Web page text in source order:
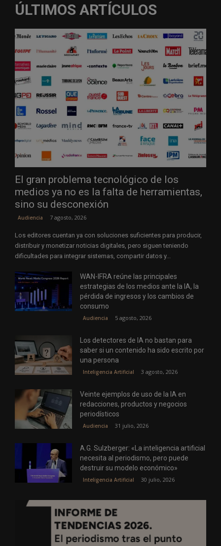
ÚLTIMOS ARTÍCULOS
El gran problema tecnológico de los
medios ya no es la falta de herramientas,
sino su desconexión
Audiencia 7 agosto, 2026
Los editores cuentan ya con soluciones suficientes para producir,
distribuir y monetizar noticias digitales, pero siguen teniendo
dificultades para integrar sistemas, compartir datos y...
WAN-IFRA reúne las principales
estrategias de los medios ante la IA, la
pérdida de ingresos y los cambios de
consumo
Audiencia 5 agosto, 2026
Los detectores de IA no bastan para
saber si un contenido ha sido escrito por
una persona
Inteligencia Artificial 3 agosto, 2026
Veinte ejemplos de uso de la IA en
redacciones, productos y negocios
periodísticos
Audiencia 31 julio, 2026
A.G. Sulzberger: «La inteligencia artificial
necesita al periodismo, pero puede
destruir su modelo económico»
Inteligencia Artificial 30 julio, 2026